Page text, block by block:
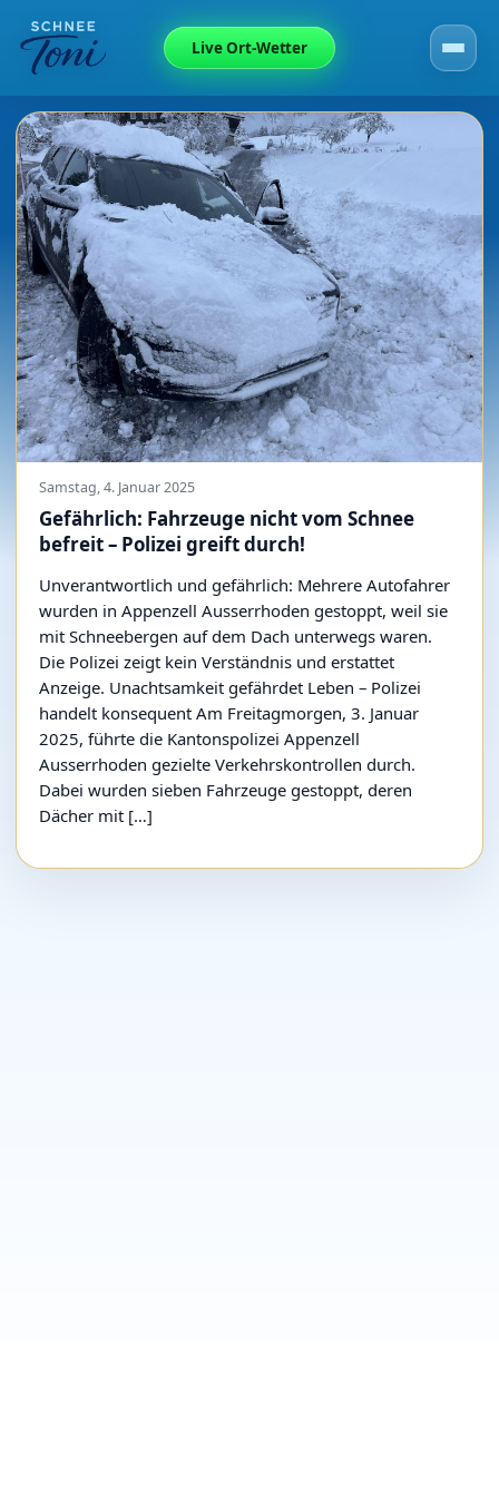
Live Ort-Wetter
Samstag, 4. Januar 2025
Gefährlich: Fahrzeuge nicht vom Schnee
befreit – Polizei greift durch!
Unverantwortlich und gefährlich: Mehrere Autofahrer
wurden in Appenzell Ausserrhoden gestoppt, weil sie
mit Schneebergen auf dem Dach unterwegs waren.
Die Polizei zeigt kein Verständnis und erstattet
Anzeige. Unachtsamkeit gefährdet Leben – Polizei
handelt konsequent Am Freitagmorgen, 3. Januar
2025, führte die Kantonspolizei Appenzell
Ausserrhoden gezielte Verkehrskontrollen durch.
Dabei wurden sieben Fahrzeuge gestoppt, deren
Dächer mit […]